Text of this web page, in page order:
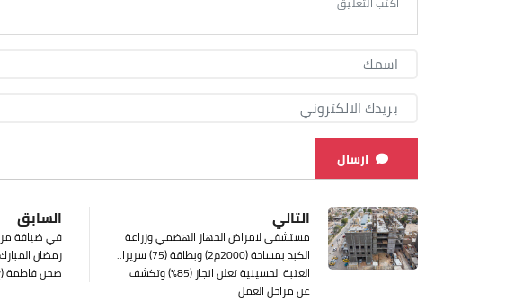
ارسال
السابق
في ضيافة
رمضان
صحن فاطمة
التالي
مستشفى لامراض الجهاز الهضمي وزراعة
الكبد بمساحة (2000م2) وبطاقة (75) سريرا..
العتبة الحسينية تعلن انجاز (85%) وتكشف
عن مراحل العمل